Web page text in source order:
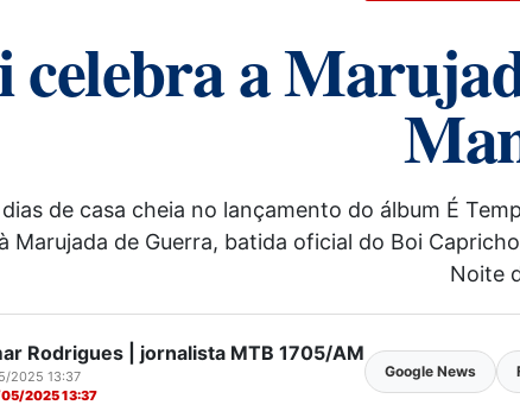
a
de casa cheia no lançamento do álbum É
Marujada de Guerra, batida oficial do Boi
Noite
Rodrigues | jornalista MTB 1705/AM
2025 13:37
2025 13:37
Google News